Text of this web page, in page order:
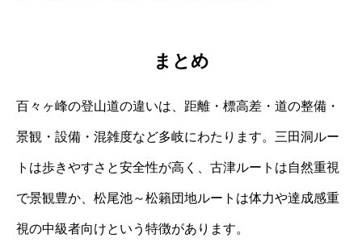
まとめ
百々ヶ峰の登山道の違いは、距離・標高差・道の整備・
景観・設備・混雑度など多岐にわたります。三田洞ルー
トは歩きやすさと安全性が高く、古津ルートは自然重視
で景観豊か、松尾池～松籟団地ルートは体力や達成感重
視の中級者向けという特徴があります。